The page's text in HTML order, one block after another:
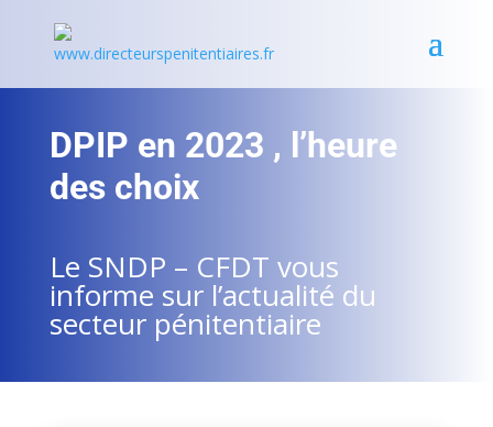
DPIP en 2023 , l’heure
des choix
Le SNDP – CFDT vous
informe sur l’actualité du
secteur pénitentiaire